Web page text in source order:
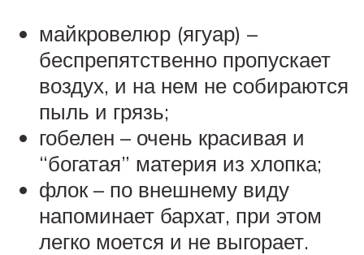
майкровелюр (ягуар) –
беспрепятственно пропускает
воздух, и на нем не собираются
пыль и грязь;
гобелен – очень красивая и
“богатая” материя из хлопка;
флок – по внешнему виду
напоминает бархат, при этом
легко моется и не выгорает.